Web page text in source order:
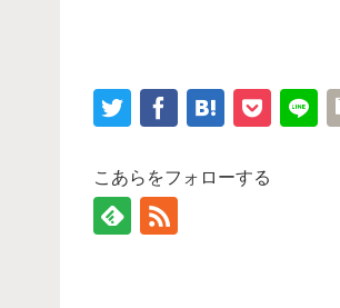
こあらをフォローする